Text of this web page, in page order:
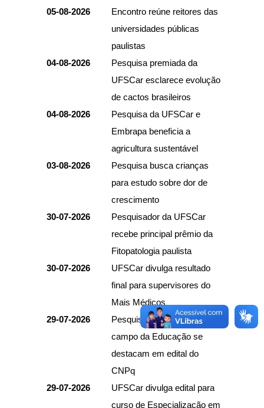
05-08-2026
Encontro reúne reitores das
universidades públicas
paulistas
04-08-2026
Pesquisa premiada da
UFSCar esclarece evolução
de cactos brasileiros
04-08-2026
Pesquisa da UFSCar e
Embrapa beneficia a
agricultura sustentável
03-08-2026
Pesquisa busca crianças
para estudo sobre dor de
crescimento
30-07-2026
Pesquisador da UFSCar
recebe principal prêmio da
Fitopatologia paulista
30-07-2026
UFSCar divulga resultado
final para supervisores do
Mais Médicos
29-07-2026
Pesquisas da UFSCar no
campo da Educação se
destacam em edital do
CNPq
29-07-2026
UFSCar divulga edital para
curso de Especialização em